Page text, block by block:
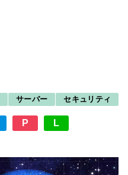
サーバー セキュリティ
P L